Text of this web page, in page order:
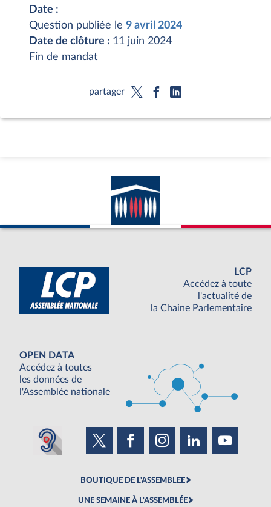
Date :
Question publiée le 9 avril 2024
Date de clôture : 11 juin 2024
Fin de mandat
partager
LCP
Accédez à toute
l'actualité de
la Chaine Parlementaire
OPEN DATA
Accédez à toutes
les données de
l'Assemblée nationale
BOUTIQUE DE L'ASSEMBLEE
UNE SEMAINE À L'ASSEMBLÉE